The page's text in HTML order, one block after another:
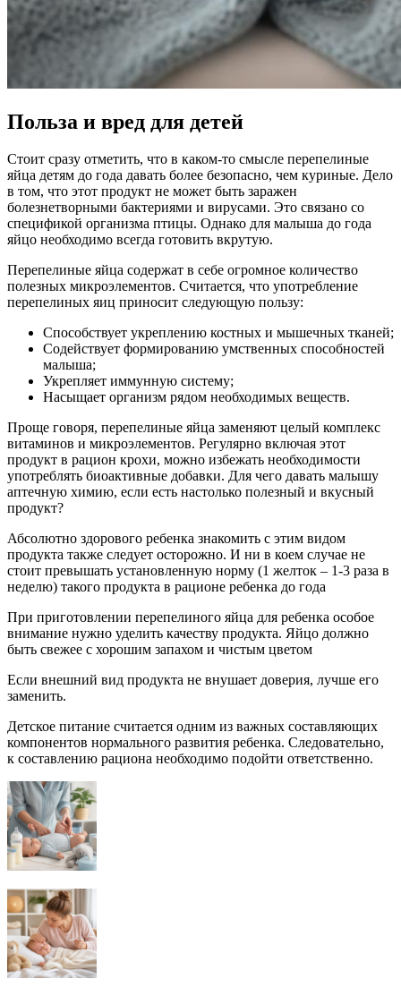
Польза и вред для детей
Стоит сразу отметить, что в каком-то смысле перепелиные
яйца детям до года давать более безопасно, чем куриные. Дело
в том, что этот продукт не может быть заражен
болезнетворными бактериями и вирусами. Это связано со
спецификой организма птицы. Однако для малыша до года
яйцо необходимо всегда готовить вкрутую.
Перепелиные яйца содержат в себе огромное количество
полезных микроэлементов. Считается, что употребление
перепелиных яиц приносит следующую пользу:
Способствует укреплению костных и мышечных тканей;
Содействует формированию умственных способностей
малыша;
Укрепляет иммунную систему;
Насыщает организм рядом необходимых веществ.
Проще говоря, перепелиные яйца заменяют целый комплекс
витаминов и микроэлементов. Регулярно включая этот
продукт в рацион крохи, можно избежать необходимости
употреблять биоактивные добавки. Для чего давать малышу
аптечную химию, если есть настолько полезный и вкусный
продукт?
Абсолютно здорового ребенка знакомить с этим видом
продукта также следует осторожно. И ни в коем случае не
стоит превышать установленную норму (1 желток – 1-3 раза в
неделю) такого продукта в рационе ребенка до года
При приготовлении перепелиного яйца для ребенка особое
внимание нужно уделить качеству продукта. Яйцо должно
быть свежее с хорошим запахом и чистым цветом
Если внешний вид продукта не внушает доверия, лучше его
заменить.
Детское питание считается одним из важных составляющих
компонентов нормального развития ребенка. Следовательно,
к составлению рациона необходимо подойти ответственно.